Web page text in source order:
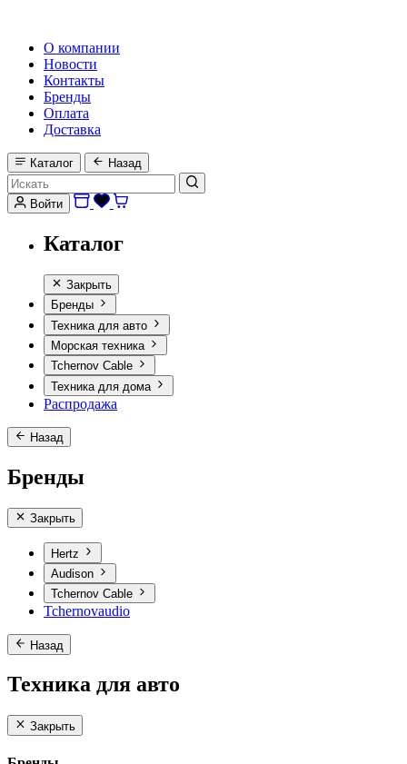
О компании
Новости
Контакты
Бренды
Оплата
Доставка
Каталог Назад
Войти
Каталог
Закрыть
Бренды
Техника для авто
Морская техника
Tchernov Cable
Техника для дома
Распродажа
Назад
Бренды
Закрыть
Hertz
Audison
Tchernov Cable
Tchernovaudio
Назад
Техника для авто
Закрыть